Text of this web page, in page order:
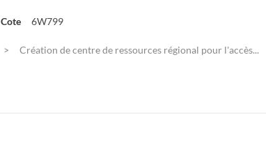
Cote 6W799
Création de centre de ressources régional pour l'accès...